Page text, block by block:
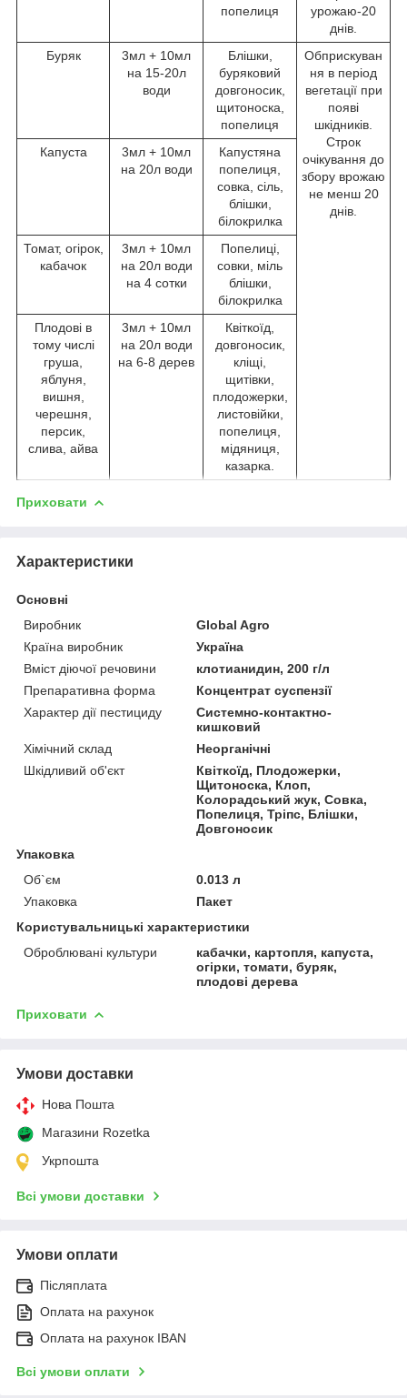
попелиця
урожаю-20
днів.
Буряк
3мл + 10мл
на 15-20л
води
Блішки,
буряковий
довгоносик,
щитоноска,
попелиця
Обприскуван
ня в період
вегетації при
появі
шкідників.
Строк
очікування до
збору врожаю
не менш 20
днів.
Капуста
3мл + 10мл
на 20л води
Капустяна
попелиця,
совка, сіль,
блішки,
білокрилка
Томат, огірок,
кабачок
3мл + 10мл
на 20л води
на 4 сотки
Попелиці,
совки, міль
блішки,
білокрилка
Плодові в
тому числі
груша,
яблуня,
вишня,
черешня,
персик,
слива, айва
3мл + 10мл
на 20л води
на 6-8 дерев
Квіткоїд,
довгоносик,
кліщі,
щитівки,
плодожерки,
листовійки,
попелиця,
мідяниця,
казарка.
Приховати
Характеристики
Основні
Виробник
Global Agro
Країна виробник
Україна
Вміст діючої речовини
клотианидин, 200 г/л
Препаративна форма
Концентрат суспензії
Характер дії пестициду
Системно-контактно-
кишковий
Хімічний склад
Неорганічні
Шкідливий об'єкт
Квіткоїд, Плодожерки,
Щитоноска, Клоп,
Колорадський жук, Совка,
Попелиця, Тріпс, Блішки,
Довгоносик
Упаковка
Об`єм
0.013 л
Упаковка
Пакет
Користувальницькі характеристики
Оброблювані культури
кабачки, картопля, капуста,
огірки, томати, буряк,
плодові дерева
Приховати
Умови доставки
Нова Пошта
Магазини Rozetka
Укрпошта
Всі умови доставки
Умови оплати
Післяплата
Оплата на рахунок
Оплата на рахунок IBAN
Всі умови оплати